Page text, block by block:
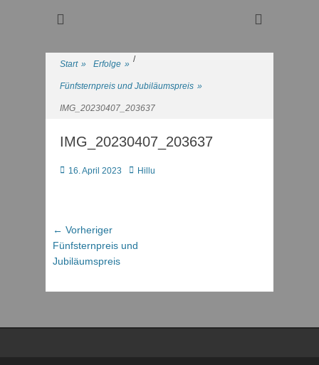
Wassersport-Verein
Regattasport und Wasserwandern - Freizeit mit der ganzen
Start » Erfolge » /
Fünfsternpreis und Jubiläumspreis »
IMG_20230407_203637
IMG_20230407_203637
Posted
16. April 2023 Autor
Hillu
Beitragsnavigation
← VorherigerVorheriger
Beitrag:
Fünfsternpreis und
Jubiläumspreis